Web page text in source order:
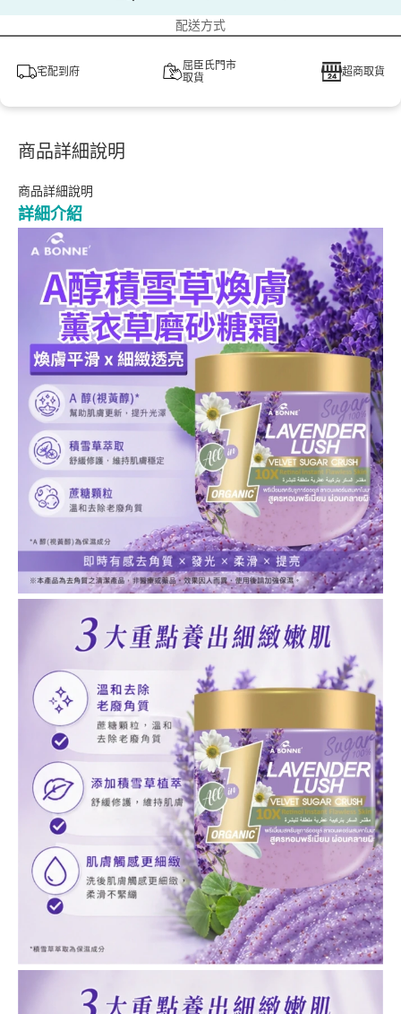
配送方式
宅配到府
屈臣氏門市
取貨
超商取貨
商品詳細說明
商品詳細說明
詳細介紹